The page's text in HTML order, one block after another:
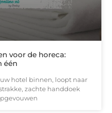
voor de horeca:
één
hotel binnen, loopt naar
zachtе handdoek